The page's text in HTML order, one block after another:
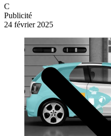
C
Publicité
24 février 2025